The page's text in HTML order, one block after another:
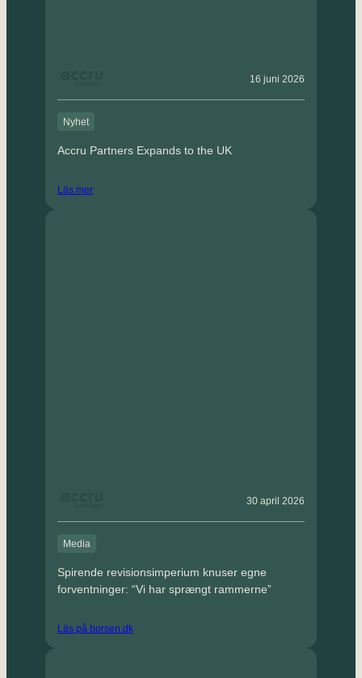
16 juni 2026
Nyhet
Accru Partners Expands to the UK
Läs mer
30 april 2026
Media
Spirende revisionsimperium knuser egne
forventninger: “Vi har sprængt rammerne”
Läs på borsen.dk